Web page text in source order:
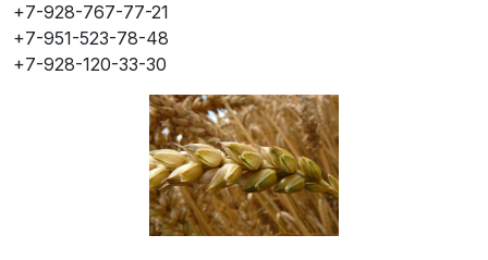
+7-928-767-77-21
+7-951-523-78-48
+7-928-120-33-30